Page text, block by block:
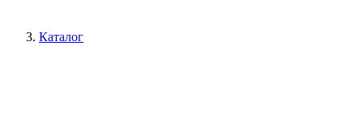
Каталог